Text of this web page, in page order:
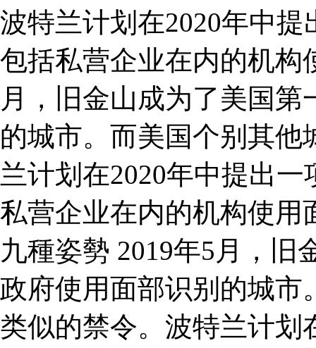
波特兰计划在2020年中
包括私营企业在内的机构
月，旧金山成为了美国
的城市。而美国个别其
兰计划在2020年中提出
私营企业在内的机构使用
九種姿勢 2019年5月，旧
政府使用面部识别的城市
类似的禁令。波特兰计划